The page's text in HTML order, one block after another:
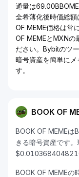
通量は
全希薄化後時価総
OF MEME価格は常
OF MEMEとMXNの
ださい。Bybitのツ
暗号資産を簡単に
す。
BOOK OF
BOOK OF MEMEは
きる暗号資産です
BOOK OF MEME